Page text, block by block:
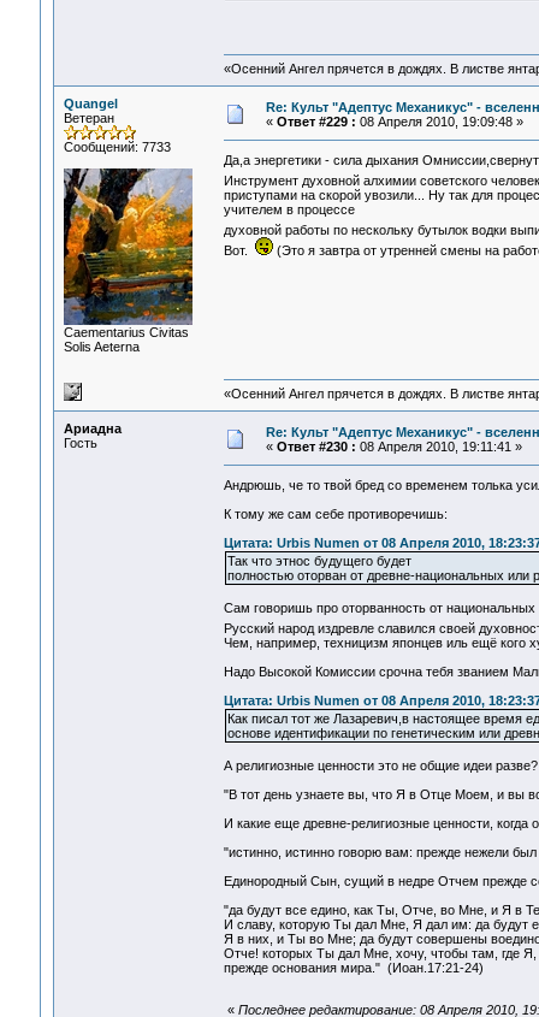
«Осенний Ангел прячется в дождях. В листве
Quangel
Ветеран
Сообщений: 7733
Сaementarius Civitas
Solis Aeterna
Re: Культ "Адептус Механикус" -
« Ответ #229 : 08 Апреля 2010, 19:09:48 »
Да,а энергетики - сила дыхания
Инструмент духовной алхимии советского
приступами на скорой увозили... Ну так для
учителем в процессе
духовной работы по нескольку бутылок водки
Вот.
(Это я завтра от утренней смены на
«Осенний Ангел прячется в дождях. В листве
Ариадна
Гость
Re: Культ "Адептус Механикус" -
« Ответ #230 : 08 Апреля 2010, 19:11:41 »
Андрюшь, че то твой бред со временем толька
К тому же сам себе противоречишь:
Цитата: Urbis Numen от 08 Апреля 2010,
Так что этнос будущего будет
полностью оторван от древне-национальных или
Сам говоришь про оторванность от
Русский народ издревле славился своей
Чем, например, техницизм японцев иль ещё кого
Надо Высокой Комиссии срочна тебя званием
Цитата: Urbis Numen от 08 Апреля 2010,
Как писал тот же Лазаревич,в настоящее время
основе идентификации по генетическим или
А религиозные ценности это не общие идеи разве?
"В тот день узнаете вы, что Я в Отце Моем, и вы
И какие еще древне-религиозные ценности, когда
"истинно, истинно говорю вам: прежде нежели
Единородный Сын, сущий в недре Отчем прежде
"да будут все едино, как Ты, Отче, во Мне, и Я в
И славу, которую Ты дал Мне, Я дал им: да будут
Я в них, и Ты во Мне; да будут совершены
Отче! которых Ты дал Мне, хочу, чтобы там, где
прежде основания мира." (Иоан.17:21-24)
« Последнее редактирование: 08 Апреля 2010,